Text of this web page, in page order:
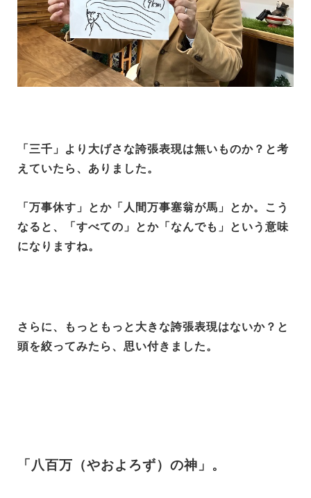
「三千」より大げさな誇張表現は無いものか？と考
えていたら、ありました。
「万事休す」とか「人間万事塞翁が馬」とか。こう
なると、「すべての」とか「なんでも」という意味
になりますね。
さらに、もっともっと大きな誇張表現はないか？と
頭を絞ってみたら、思い付きました。
「八百万（やおよろず）の神」。